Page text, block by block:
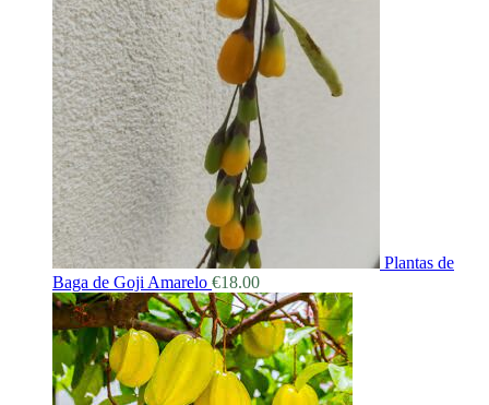
Plantas de
Baga de Goji Amarelo €18.00